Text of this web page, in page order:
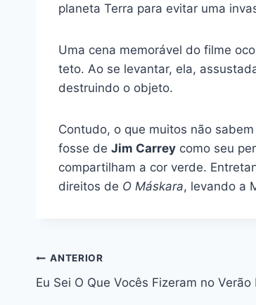
planeta Terra para evitar uma
Uma cena memorável do filme
teto. Ao se levantar, ela,
destruindo o objeto.
Contudo, o que muitos não
fosse de Jim Carrey como seu
compartilham a cor verde.
direitos de O Máskara, levando a
Navegação
de
ANTERIOR
Eu Sei O Que Vocês Fizeram no